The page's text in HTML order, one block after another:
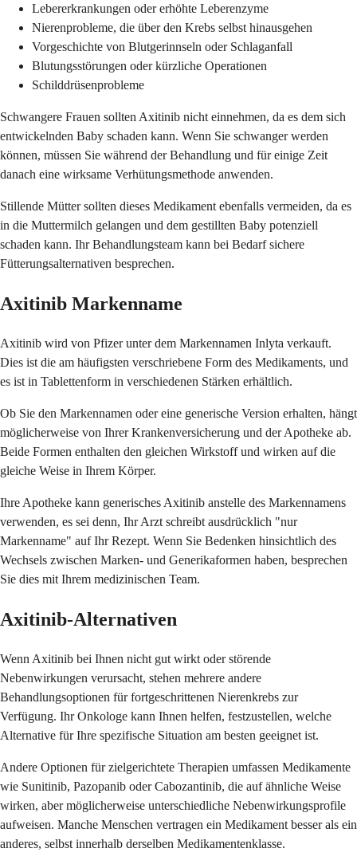
Lebererkrankungen oder erhöhte Leberenzyme
Nierenprobleme, die über den Krebs selbst hinausgehen
Vorgeschichte von Blutgerinnseln oder Schlaganfall
Blutungsstörungen oder kürzliche Operationen
Schilddrüsenprobleme
Schwangere Frauen sollten Axitinib nicht einnehmen, da es dem sich
entwickelnden Baby schaden kann. Wenn Sie schwanger werden
können, müssen Sie während der Behandlung und für einige Zeit
danach eine wirksame Verhütungsmethode anwenden.
Stillende Mütter sollten dieses Medikament ebenfalls vermeiden, da es
in die Muttermilch gelangen und dem gestillten Baby potenziell
schaden kann. Ihr Behandlungsteam kann bei Bedarf sichere
Fütterungsalternativen besprechen.
Axitinib Markenname
Axitinib wird von Pfizer unter dem Markennamen Inlyta verkauft.
Dies ist die am häufigsten verschriebene Form des Medikaments, und
es ist in Tablettenform in verschiedenen Stärken erhältlich.
Ob Sie den Markennamen oder eine generische Version erhalten, hängt
möglicherweise von Ihrer Krankenversicherung und der Apotheke ab.
Beide Formen enthalten den gleichen Wirkstoff und wirken auf die
gleiche Weise in Ihrem Körper.
Ihre Apotheke kann generisches Axitinib anstelle des Markennamens
verwenden, es sei denn, Ihr Arzt schreibt ausdrücklich "nur
Markenname" auf Ihr Rezept. Wenn Sie Bedenken hinsichtlich des
Wechsels zwischen Marken- und Generikaformen haben, besprechen
Sie dies mit Ihrem medizinischen Team.
Axitinib-Alternativen
Wenn Axitinib bei Ihnen nicht gut wirkt oder störende
Nebenwirkungen verursacht, stehen mehrere andere
Behandlungsoptionen für fortgeschrittenen Nierenkrebs zur
Verfügung. Ihr Onkologe kann Ihnen helfen, festzustellen, welche
Alternative für Ihre spezifische Situation am besten geeignet ist.
Andere Optionen für zielgerichtete Therapien umfassen Medikamente
wie Sunitinib, Pazopanib oder Cabozantinib, die auf ähnliche Weise
wirken, aber möglicherweise unterschiedliche Nebenwirkungsprofile
aufweisen. Manche Menschen vertragen ein Medikament besser als ein
anderes, selbst innerhalb derselben Medikamentenklasse.